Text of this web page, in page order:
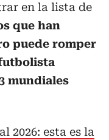
en la lista de
que han
puede romper
mundiales
2026: esta es la